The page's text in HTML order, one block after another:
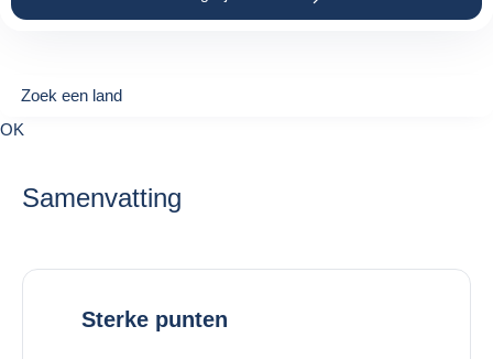
Zoek een land
0suggestions
Zoek een land
OK
Samenvatting
Sterke punten